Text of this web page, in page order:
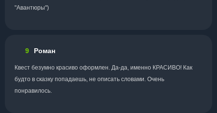
"Авантюры")
9 Роман
Квест безумно красиво оформлен. Да-да, именно КРАСИВО! Как
будто в сказку попадаешь, не описать словами. Очень
понравилось.